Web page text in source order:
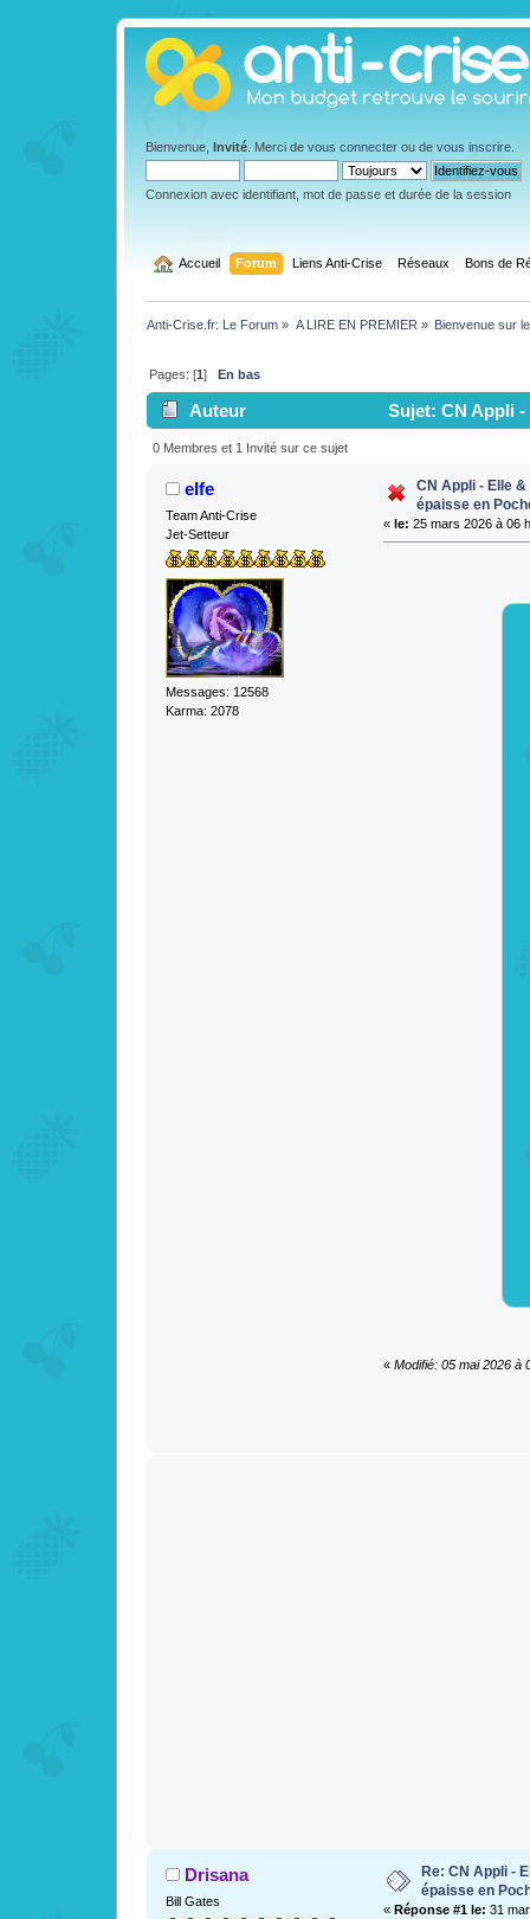
Bienvenue, Invité . Merci de vous connecter ou de vous inscrire
Connexion avec identifiant, mot de passe et durée de la session
Accueil Forum Liens Anti-Crise Réseaux Bons de
Anti-Crise.fr: Le Forum » A LIRE EN PREMIER » Bienvenue sur
Pages: [1]En bas
Auteur
Sujet: CN Appli
fois)
0 Membres et 1 Invité sur ce sujet
elfe
Team Anti-Crise
Jet-Setteur
Messages: 12568
Karma: 2078
CN Appli - Elle
épaisse en
« le: 25 mars 2026 à 06
« Modifié: 05 mai 2026 à
Drisana
Bill Gates
Re: CN Appli -
épaisse en
« Réponse #1 le: 31